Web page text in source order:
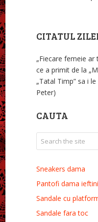
CITATUL
„Fiecare femeie
ce a primit de la
„Tatal Timp” sa i
Peter)
CAUTA
Sneakers dama
Pantofi dama ieftini
Sandale cu
Sandale fara toc